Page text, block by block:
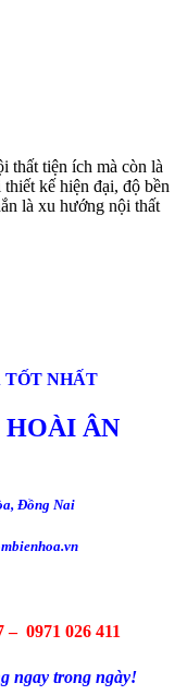
thất tiện ích mà còn là
kế hiện đại, độ bền
là xu hướng nội thất
TỐT NHẤT
HOÀI ÂN
Đồng Nai
– 0971 026 411
ngay trong ngày!